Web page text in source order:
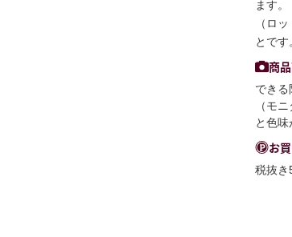
ます。
（ロ
とです
商
でき
（モ
と色
お
税抜き